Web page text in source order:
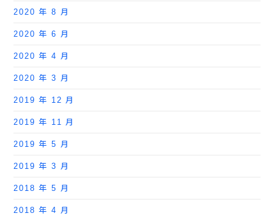
2020 年 8 月
2020 年 6 月
2020 年 4 月
2020 年 3 月
2019 年 12 月
2019 年 11 月
2019 年 5 月
2019 年 3 月
2018 年 5 月
2018 年 4 月